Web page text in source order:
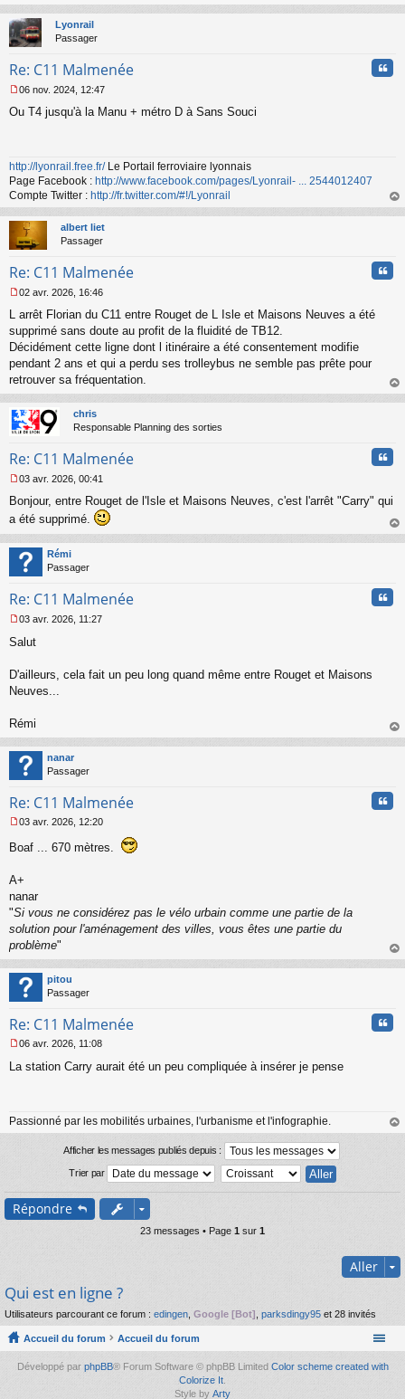
au
Lyonrail
Passager
Re: C11 Malmenée
e
g
e
n
o
n
l
u
06 nov. 2024, 12:47
Ou T4 jusqu'à la Manu + métro D à Sans Souci
http://lyonrail.free.fr/Le Portail ferroviaire lyonnais
Page Facebook : http://www.facebook.com/pages/Lyonrail- ... 2544012407
Compte Twitter : http://fr.twitter.com/#!/Lyonrail
au
albert liet
Passager
Re: C11 Malmenée
e
s
s
g
e
n
o
n
l
02 avr. 2026, 16:46
L arrêt Florian du C11 entre Rouget de L Isle et Maisons Neuves a été
supprimé sans doute au profit de la fluidité de TB12.
Décidément cette ligne dont l itinéraire a été consentement modifie
pendant 2 ans et qui a perdu ses trolleybus ne semble pas prête pour
retrouver sa fréquentation.
au
chris
Responsable Planning des sorties
Re: C11 Malmenée
e
s
a
g
e
o
l
u
03 avr. 2026, 00:41
Bonjour, entre Rouget de l'Isle et Maisons Neuves, c'est l'arrêt "Carry" qui
a été supprimé.
au
Rémi
Passager
Re: C11 Malmenée
e
g
n
o
n
l
u
03 avr. 2026, 11:27
Salut
D'ailleurs, cela fait un peu long quand même entre Rouget et Maisons
Neuves...
Rémi
au
nanar
Passager
Re: C11 Malmenée
e
a
g
e
n
l
u
03 avr. 2026, 12:20
Boaf ... 670 mètres.
A+
nanar
"Si vous ne considérez pas le vélo urbain comme une partie de la
solution pour l'aménagement des villes, vous êtes une partie du
problème"
au
pitou
Passager
Re: C11 Malmenée
e
g
e
u
06 avr. 2026, 11:08
La station Carry aurait été un peu compliquée à insérer je pense
Passionné par les mobilités urbaines, l'urbanisme et l'infographie.
au
Afficher les messages publiés depuis :
Trier par
Répondre
23 messages • Page 1 sur 1
Aller
Qui est en ligne ?
Utilisateurs parcourant ce forum : edingen Google [Bot] parksdingy95 et 28 invités
Accueil du forum Accueil du forum
Développé par phpBB® Forum Software © phpBB Limited Color scheme created with
Colorize It
Style by Arty